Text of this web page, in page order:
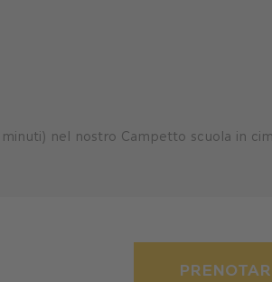
nel nostro Campetto scuola in